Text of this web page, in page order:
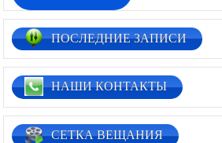
ПОСЛЕДНИЕ ЗАПИСИ
НАШИ КОНТАКТЫ
СЕТКА ВЕЩАНИЯ